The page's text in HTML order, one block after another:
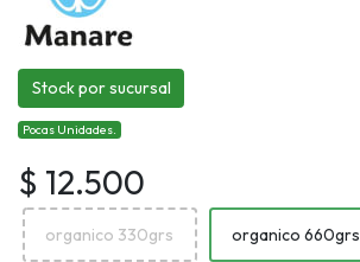
Stock por sucursal
Pocas Unidades.
$ 12.500
organico 330grs organico 660grs